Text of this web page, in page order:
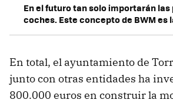
En el futuro tan solo importarán
coches. Este concepto de BWM es
En total, el ayuntamiento de
junto con otras entidades ha
800.000 euros en construir la